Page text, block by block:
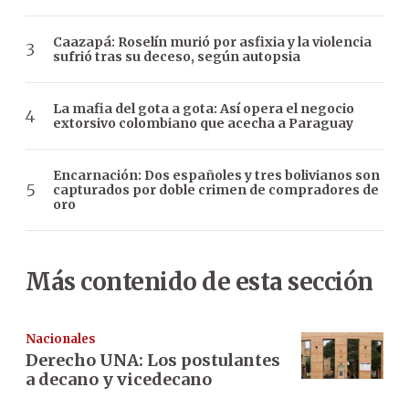
Caazapá: Roselín murió por asfixia y la violencia
sufrió tras su deceso, según autopsia
La mafia del gota a gota: Así opera el negocio
extorsivo colombiano que acecha a Paraguay
Encarnación: Dos españoles y tres bolivianos son
capturados por doble crimen de compradores de
oro
Más contenido de esta sección
Nacionales
Derecho UNA: Los postulantes
a decano y vicedecano